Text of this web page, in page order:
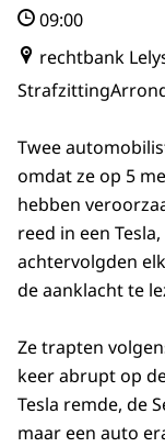
09:00
rechtbank
Strafzitting
Twee
omdat ze op 5
hebben
reed in een
achtervolgden
de aanklacht te
Ze trapten
keer abrupt op
Tesla remde, de
maar een auto